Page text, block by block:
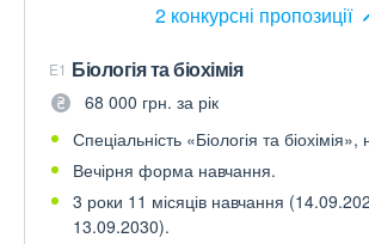
2 конкурсні пропозиції
E1 Біологія та біохімія
68 000 грн. за рік
Спеціальність «Біологія та біохімія»,
Вечірня форма навчання.
3 роки 11 місяців навчання
13.09.2030).